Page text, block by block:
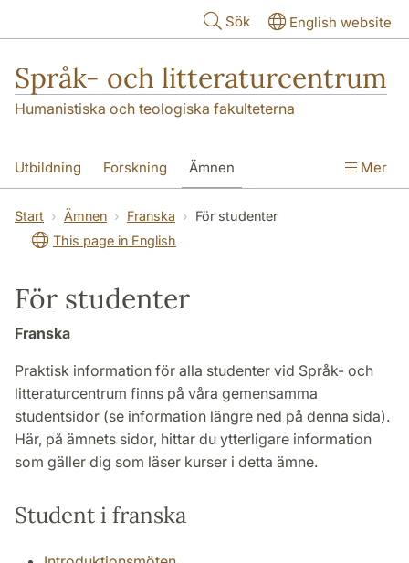
Sök English website
Språk- och litteraturcentrum
Humanistiska och teologiska fakulteterna
Utbildning Forskning Ämnen
SOL-husen Kontakt Institutionen
översättning till svenska
Mer
Start Ämnen Franska
För studenter
This page in English
För studenter
Franska
Praktisk information för alla studenter vid Språk- och
litteraturcentrum finns på våra gemensamma
studentsidor (se information längre ned på denna sida).
Här, på ämnets sidor, hittar du ytterligare information
som gäller dig som läser kurser i detta ämne.
Student i franska